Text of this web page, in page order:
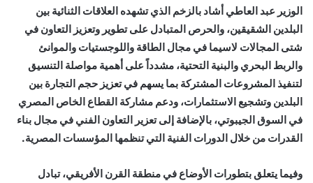
الوزير عبد العاطي أشاد بالزخم الذي تشهده العلاقات الثنائية بين
البلدين الشقيقين، والحرص المتبادل على تطوير وتعزيز التعاون في
شتى المجالات لاسيما في مجال الطاقة واللوجستيات والموانئ
والربط البحري والبنية التحتية، مشدداً على أهمية مواصلة التنسيق
لتنفيذ المشروعات المشتركة بما يسهم في تعزيز حجم التجارة بين
البلدين وتشجيع الاستثمارات، ودعم مشاركة القطاع الخاص المصري
في السوق الجيبوتي، بالإضافة إلى تعزير التعاون الفني في مجال بناء
القدرات من خلال الدورات الفنية التي تنظمها المؤسسات المصرية.
وفيما يتعلق بتطورات الأوضاع في منطقة القرن الأفريقي، تبادل